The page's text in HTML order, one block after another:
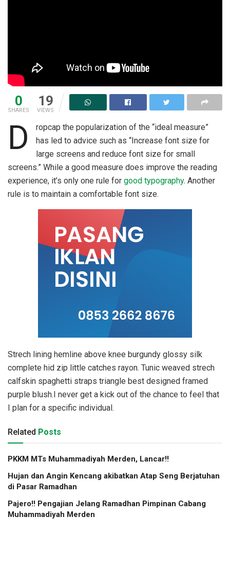
0
SHARES
19
VIEWS
D
ropcap the popularization of the “ideal measure”
has led to advice such as “Increase font size for
large screens and reduce font size for small
screens.” While a good measure does improve the reading
experience, it’s only one rule for good typography. Another
rule is to maintain a comfortable font size.
Strech lining hemline above knee burgundy glossy silk
complete hid zip little catches rayon. Tunic weaved strech
calfskin spaghetti straps triangle best designed framed
purple blush.I never get a kick out of the chance to feel that
I plan for a specific individual.
Related Posts
PKKM MTs Muhammadiyah Merden, Lancar!!
Hujan dan Angin Kencang akibatkan Atap Seng Berjatuhan
di Pasar Ramadhan
Pajero!! Pengajian Jelang Ramadhan Pimpinan Cabang
Muhammadiyah Merden